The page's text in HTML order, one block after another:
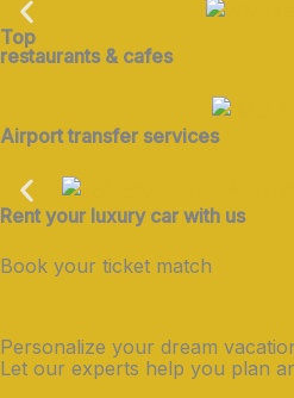
Top
restaurants & cafes
Airport transfer services
Rent your luxury car with us
Book your ticket match
Personalize your dream
Let our experts help you plan